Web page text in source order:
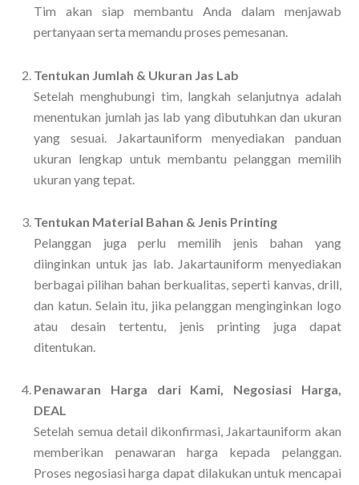
Tim akan siap membantu Anda dalam menjawab
pertanyaan serta memandu proses pemesanan.
Tentukan Jumlah & Ukuran Jas Lab
Setelah menghubungi tim, langkah selanjutnya adalah
menentukan jumlah jas lab yang dibutuhkan dan ukuran
yang sesuai. Jakartauniform menyediakan panduan
ukuran lengkap untuk membantu pelanggan memilih
ukuran yang tepat.
Tentukan Material Bahan & Jenis Printing
Pelanggan juga perlu memilih jenis bahan yang
diinginkan untuk jas lab. Jakartauniform menyediakan
berbagai pilihan bahan berkualitas, seperti kanvas, drill,
dan katun. Selain itu, jika pelanggan menginginkan logo
atau desain tertentu, jenis printing juga dapat
ditentukan.
Penawaran Harga dari Kami, Negosiasi Harga,
DEAL
Setelah semua detail dikonfirmasi, Jakartauniform akan
memberikan penawaran harga kepada pelanggan.
Proses negosiasi harga dapat dilakukan untuk mencapai